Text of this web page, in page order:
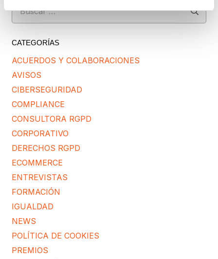
CATEGORÍAS
ACUERDOS Y COLABORACIONES
AVISOS
CIBERSEGURIDAD
COMPLIANCE
CONSULTORA RGPD
CORPORATIVO
DERECHOS RGPD
ECOMMERCE
ENTREVISTAS
FORMACIÓN
IGUALDAD
NEWS
POLÍTICA DE COOKIES
PREMIOS